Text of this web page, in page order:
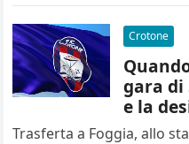
Crotone
gara di
e la
Trasferta a Foggia, allo